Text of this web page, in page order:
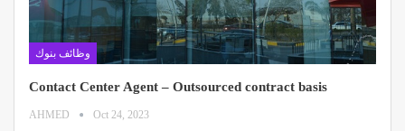
وظائف بنوك
Contact Center Agent – Outsourced contract basis
AHMED Oct 24, 2023